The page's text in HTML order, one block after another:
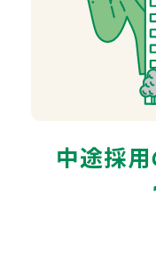
中途採